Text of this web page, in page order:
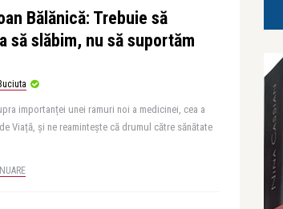
Bălănică: Trebuie să
să slăbim, nu să suportăm
importanței unei ramuri noi a medicinei, cea a
Viață, și ne reamintește că drumul către sănătate